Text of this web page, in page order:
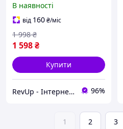
стильні кофти Поло Ральф
Лорен на флісі, Крута
толстовка на щодень
В наявності
від 160₴/міс
1 598₴
1 998 ₴
Купити
RevUp - Інтернет магазин стильних товарів 96%
1 2 3